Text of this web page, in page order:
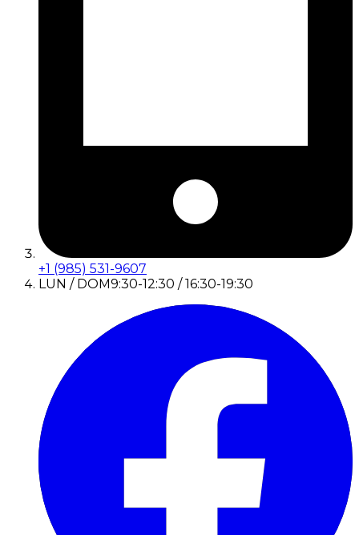
+1 (985) 531-9607
LUN / DOM9:30-12:30 / 16:30-19:30